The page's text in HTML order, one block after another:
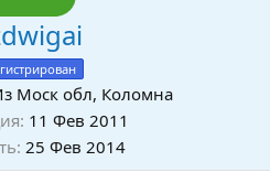
Моск обл, Коломна
11 Фев 2011
25 Фев 2014